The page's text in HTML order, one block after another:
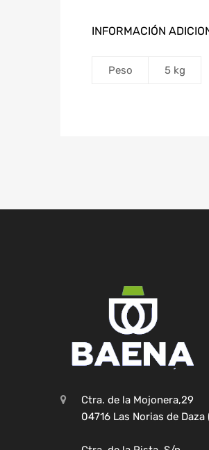
INFORMACIÓN
Peso 5 kg
Ctra. de la Mojonera,29
04716 Las Norias de